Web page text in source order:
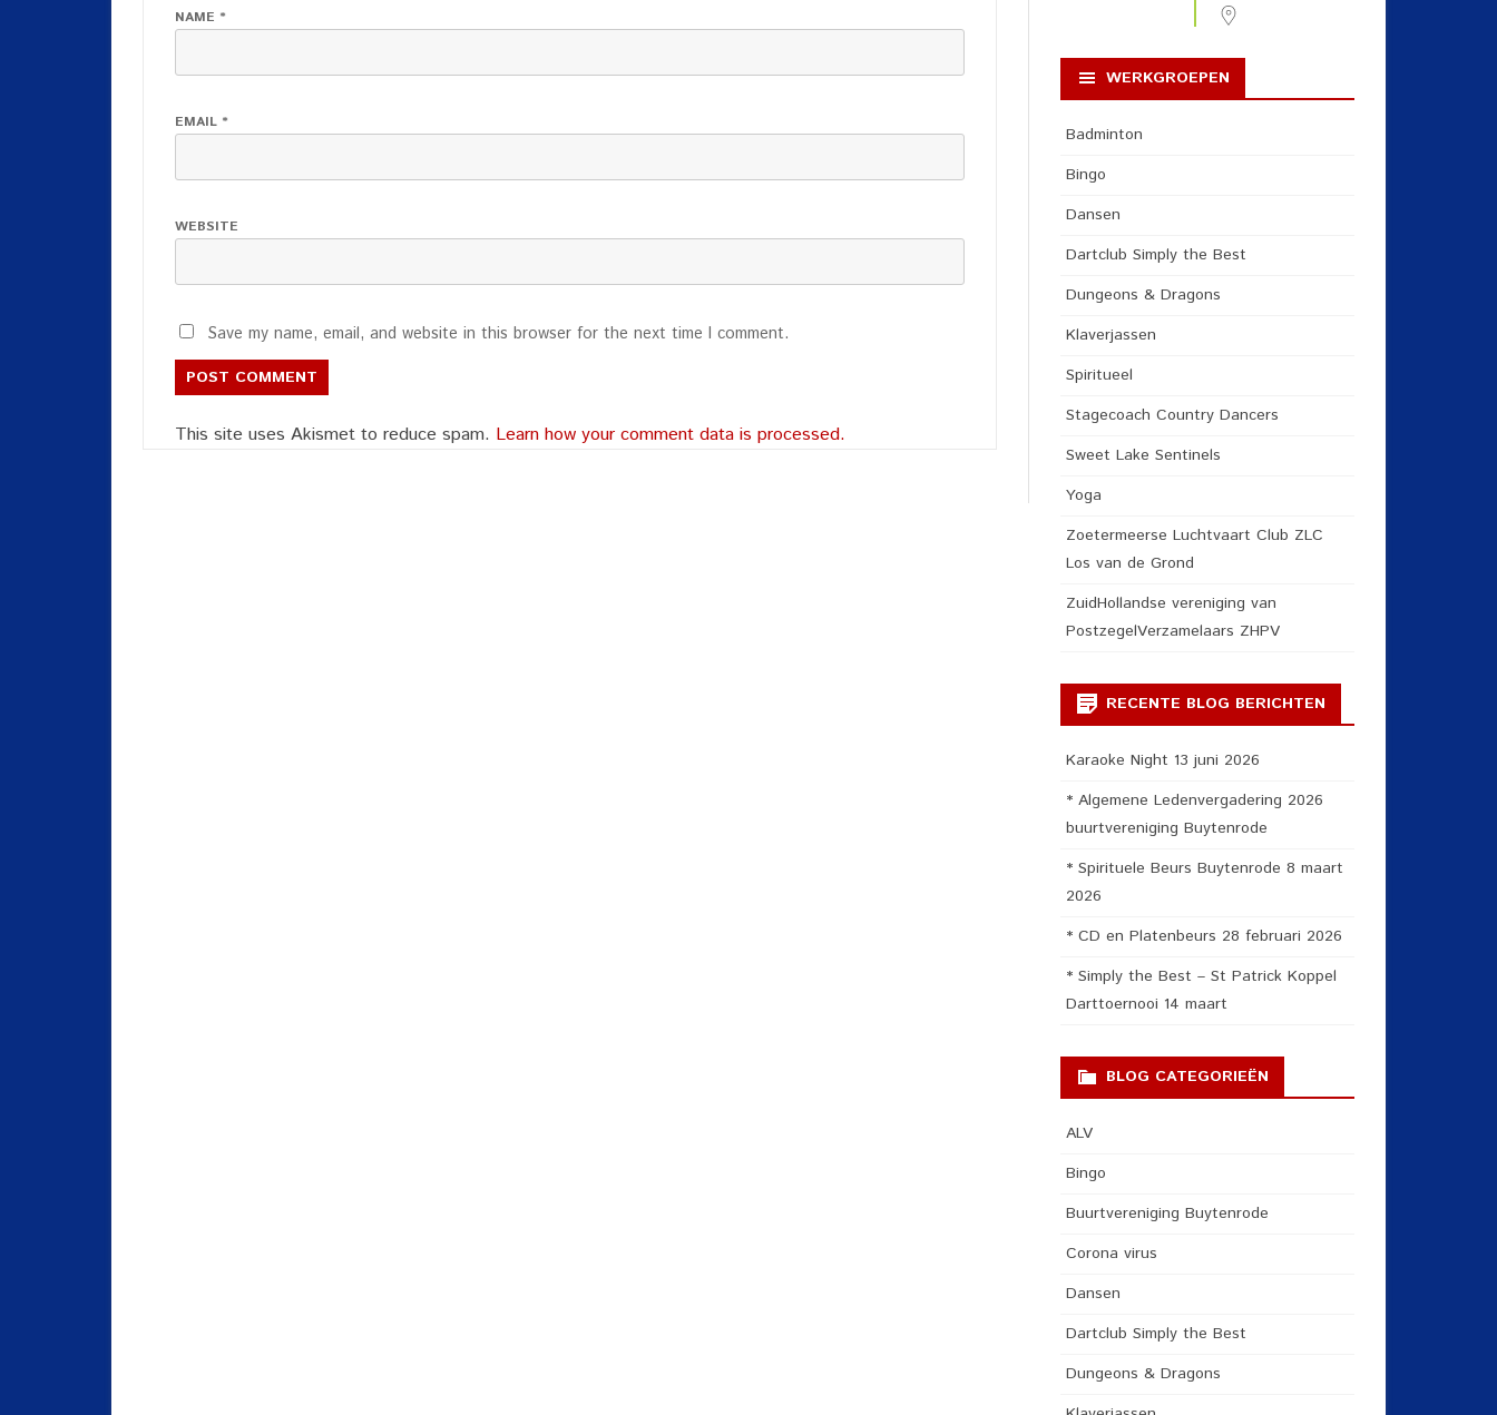
NAME *
EMAIL *
WEBSITE
Save my name, email, and website in this browser for the next time I comment.
This site uses Akismet to reduce spam. Learn how your comment data is processed.
WERKGROEPEN
Badminton
Bingo
Dansen
Dartclub Simply the Best
Dungeons & Dragons
Klaverjassen
Spiritueel
Stagecoach Country Dancers
Sweet Lake Sentinels
Yoga
Zoetermeerse Luchtvaart Club ZLC
Los van de Grond
ZuidHollandse vereniging van
PostzegelVerzamelaars ZHPV
RECENTE BLOG BERICHTEN
Karaoke Night 13 juni 2026
* Algemene Ledenvergadering 2026
buurtvereniging Buytenrode
* Spirituele Beurs Buytenrode 8 maart
2026
* CD en Platenbeurs 28 februari 2026
* Simply the Best – St Patrick Koppel
Darttoernooi 14 maart
BLOG CATEGORIEËN
ALV
Bingo
Buurtvereniging Buytenrode
Corona virus
Dansen
Dartclub Simply the Best
Dungeons & Dragons